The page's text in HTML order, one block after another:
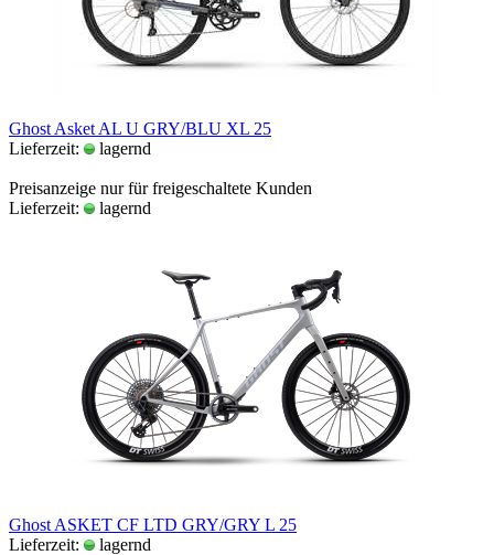
Ghost Asket AL U GRY/BLU XL 25
Lieferzeit:
lagernd
Preisanzeige nur für freigeschaltete Kunden
Lieferzeit:
lagernd
Ghost ASKET CF LTD GRY/GRY L 25
Lieferzeit:
lagernd